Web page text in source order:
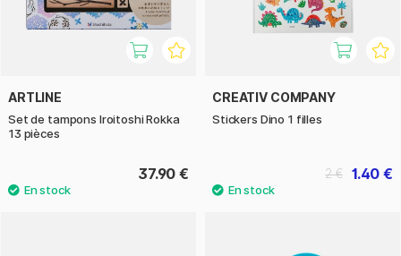
ARTLINE
Set de tampons Iroitoshi Rokka
13 pièces
37.90 €
CREATIV COMPANY
Stickers Dino 1 filles
1.40 €
2 €